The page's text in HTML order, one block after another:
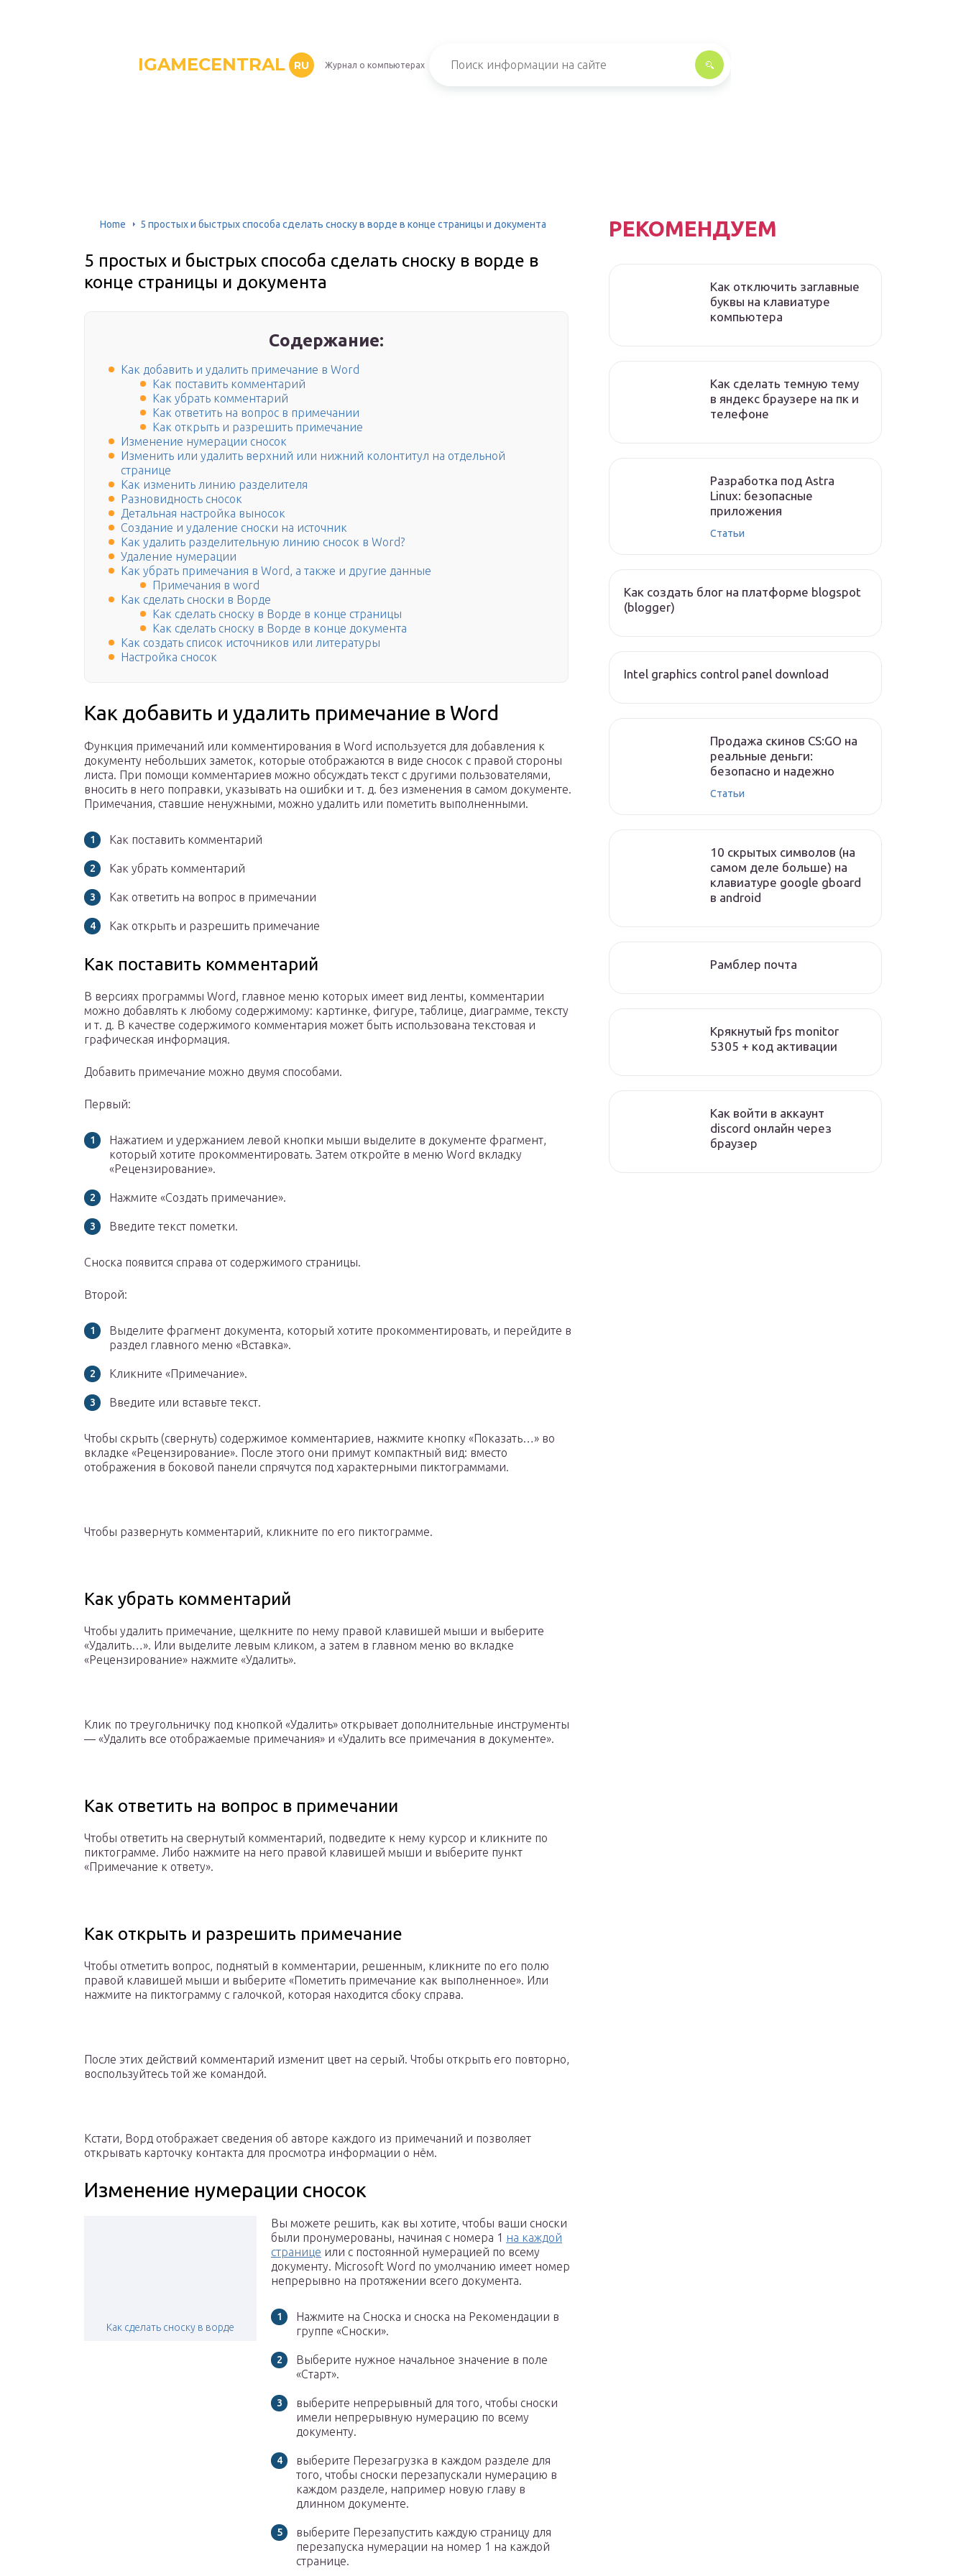
IGAMECENTRAL RU Журнал о компьютерах
Home 5 простых и быстрых способа сделать сноску в ворде в конце страницы и документа
5 простых и быстрых способа сделать сноску в ворде в
конце страницы и документа
Содержание:
Как добавить и удалить примечание в Word
Как поставить комментарий
Как убрать комментарий
Как ответить на вопрос в примечании
Как открыть и разрешить примечание
Изменение нумерации сносок
Изменить или удалить верхний или нижний колонтитул на отдельной
странице
Как изменить линию разделителя
Разновидность сносок
Детальная настройка выносок
Создание и удаление сноски на источник
Как удалить разделительную линию сносок в Word?
Удаление нумерации
Как убрать примечания в Word, а также и другие данные
Примечания в word
Как сделать сноски в Ворде
Как сделать сноску в Ворде в конце страницы
Как сделать сноску в Ворде в конце документа
Как создать список источников или литературы
Настройка сносок
Как добавить и удалить примечание в Word
Функция примечаний или комментирования в Word используется для добавления к
документу небольших заметок, которые отображаются в виде сносок с правой стороны
листа. При помощи комментариев можно обсуждать текст с другими пользователями,
вносить в него поправки, указывать на ошибки и т. д. без изменения в самом документе.
Примечания, ставшие ненужными, можно удалить или пометить выполненными.
Как поставить комментарий
Как убрать комментарий
Как ответить на вопрос в примечании
Как открыть и разрешить примечание
Как поставить комментарий
В версиях программы Word, главное меню которых имеет вид ленты, комментарии
можно добавлять к любому содержимому: картинке, фигуре, таблице, диаграмме, тексту
и т. д. В качестве содержимого комментария может быть использована текстовая и
графическая информация.
Добавить примечание можно двумя способами.
Первый:
Нажатием и удержанием левой кнопки мыши выделите в документе фрагмент,
который хотите прокомментировать. Затем откройте в меню Word вкладку
«Рецензирование».
Нажмите «Создать примечание».
Введите текст пометки.
Сноска появится справа от содержимого страницы.
Второй:
Выделите фрагмент документа, который хотите прокомментировать, и перейдите в
раздел главного меню «Вставка».
Кликните «Примечание».
Введите или вставьте текст.
Чтобы скрыть (свернуть) содержимое комментариев, нажмите кнопку «Показать…» во
вкладке «Рецензирование». После этого они примут компактный вид: вместо
отображения в боковой панели спрячутся под характерными пиктограммами.
Чтобы развернуть комментарий, кликните по его пиктограмме.
Как убрать комментарий
Чтобы удалить примечание, щелкните по нему правой клавишей мыши и выберите
«Удалить…». Или выделите левым кликом, а затем в главном меню во вкладке
«Рецензирование» нажмите «Удалить».
Клик по треугольничку под кнопкой «Удалить» открывает дополнительные инструменты
— «Удалить все отображаемые примечания» и «Удалить все примечания в документе».
Как ответить на вопрос в примечании
Чтобы ответить на свернутый комментарий, подведите к нему курсор и кликните по
пиктограмме. Либо нажмите на него правой клавишей мыши и выберите пункт
«Примечание к ответу».
Как открыть и разрешить примечание
Чтобы отметить вопрос, поднятый в комментарии, решенным, кликните по его полю
правой клавишей мыши и выберите «Пометить примечание как выполненное». Или
нажмите на пиктограмму с галочкой, которая находится сбоку справа.
После этих действий комментарий изменит цвет на серый. Чтобы открыть его повторно,
воспользуйтесь той же командой.
Кстати, Ворд отображает сведения об авторе каждого из примечаний и позволяет
открывать карточку контакта для просмотра информации о нём.
Изменение нумерации сносок
Как сделать сноску в ворде
Вы можете решить, как вы хотите, чтобы ваши сноски
были пронумерованы, начиная с номера 1 на каждой
странице или с постоянной нумерацией по всему
документу. Microsoft Word по умолчанию имеет номер
непрерывно на протяжении всего документа.
Нажмите на Сноска и сноска на Рекомендации в
группе «Сноски».
Выберите нужное начальное значение в поле
«Старт».
выберите непрерывный для того, чтобы сноски
имели непрерывную нумерацию по всему
документу.
выберите Перезагрузка в каждом разделе для
того, чтобы сноски перезапускали нумерацию в
каждом разделе, например новую главу в
длинном документе.
выберите Перезапустить каждую страницу для
перезапуска нумерации на номер 1 на каждой
странице.
РЕКОМЕНДУЕМ
Как отключить заглавные
буквы на клавиатуре
компьютера
Как сделать темную тему
в яндекс браузере на пк и
телефоне
Разработка под Astra
Linux: безопасные
приложения
Статьи
Как создать блог на платформе blogspot
(blogger)
Intel graphics control panel download
Продажа скинов CS:GO на
реальные деньги:
безопасно и надежно
Статьи
10 скрытых символов (на
самом деле больше) на
клавиатуре google gboard
в android
Рамблер почта
Крякнутый fps monitor
5305 + код активации
Как войти в аккаунт
discord онлайн через
браузер